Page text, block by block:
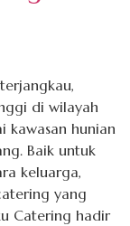
di wilayah
kawasan hunian
Baik untuk
keluarga,
yang
Catering hadir